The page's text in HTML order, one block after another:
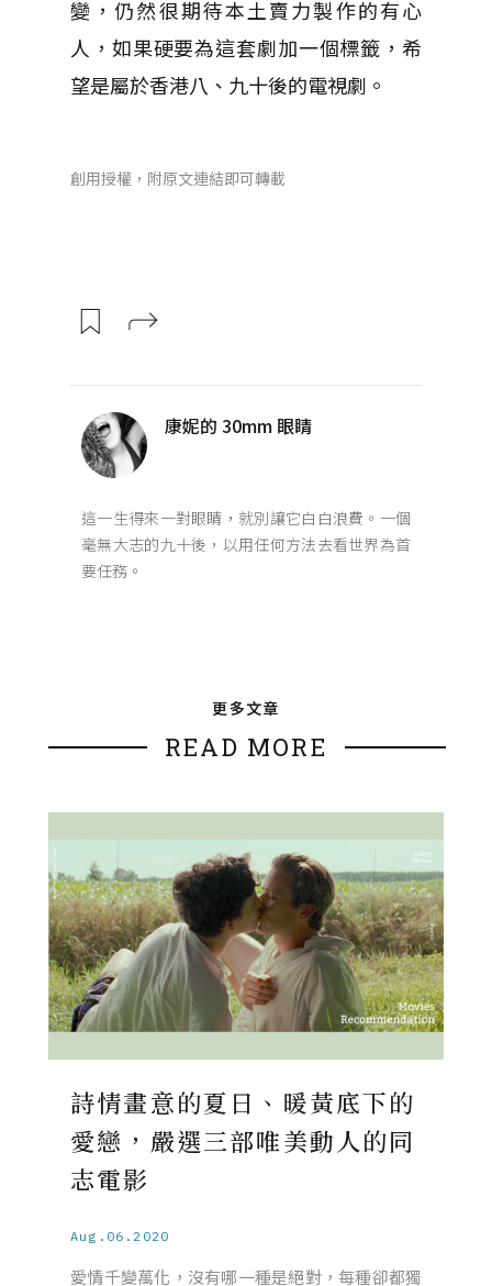
變，仍然很期待本土賣力製作的有心
人，如果硬要為這套劇加一個標籤，希
望是屬於香港八、九十後的電視劇。
創用授權，附原文連結即可轉載
康妮的 30mm 眼睛
這一生得來一對眼睛，就別讓它白白浪費。一個
毫無大志的九十後，以用任何方法去看世界為首
要任務。
更多文章
READ MORE
詩情畫意的夏日、暖黃底下的
愛戀，嚴選三部唯美動人的同
志電影
Aug.06.2020
愛情千變萬化，沒有哪一種是絕對，每種卻都獨